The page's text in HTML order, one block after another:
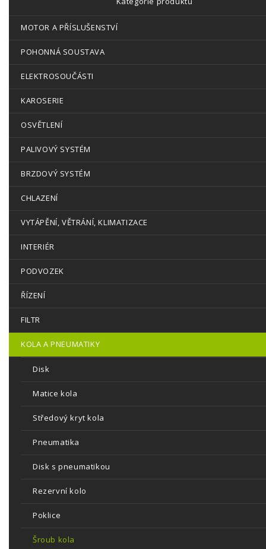
MOTOR A PŘÍSLUŠENSTVÍ
POHONNÁ SOUSTAVA
ELEKTROSOUČÁSTI
KAROSERIE
OSVĚTLENÍ
PALIVOVÝ SYSTÉM
BRZDOVÝ SYSTÉM
CHLAZENÍ
VYTÁPĚNÍ, VĚTRÁNÍ, KLIMATIZACE
INTERIÉR
PODVOZEK
ŘÍZENÍ
FILTR
KOLA A PNEUMATIKY
Disk
Matice kola
Středový kryt kola
Pneumatika
Disk s pneumatikou
Rezervní kolo
Poklice
Šroub kola